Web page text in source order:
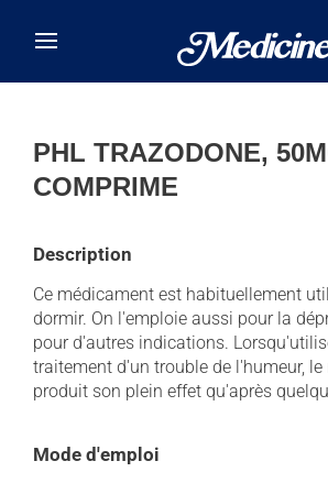
PHL TRAZODONE,
COMPRIME
Description
Ce médicament est habituellement
dormir. On l'emploie aussi pour la
pour d'autres indications.
traitement d'un trouble de l'humeur,
produit son plein effet qu'après
Mode d'emploi